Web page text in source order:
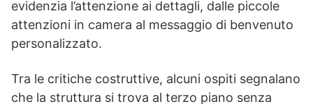
evidenzia l’attenzione ai dettagli, dalle piccole
attenzioni in camera al messaggio di benvenuto
personalizzato.
Tra le critiche costruttive, alcuni ospiti segnalano
che la struttura si trova al terzo piano senza